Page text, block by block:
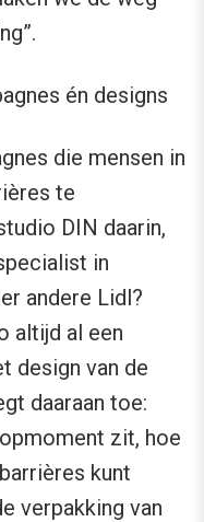
én designs
die mensen in
te
DIN daarin,
in
andere Lidl?
altijd al een
design van de
daaraan toe:
zit, hoe
kunt
verpakking van